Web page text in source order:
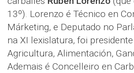
13º). Lorenzo é Técnico en
Márketing, e Deputado no
na XI lexislatura, foi
Agricultura, Alimentación,
Ademais é Concelleiro en